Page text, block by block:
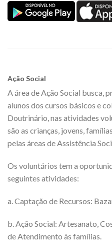
Ação Social
A área de Ação Social busca,
alunos dos cursos básicos e
Doutrinário, nas atividades
são as crianças, jovens,
pelas áreas de Assistência
Os voluntários tem a
seguintes atividades:
a. Captação de Recursos:
b. Ação Social: Artesanato,
de Atendimento às famílias.